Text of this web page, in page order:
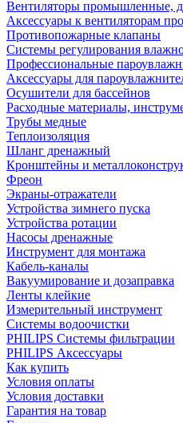
Вентиляторы промышленные,
Аксессуары к вентиляторам
Противопожарные клапаны
Системы регулирования
Профессиональные
Аксессуары для
Осушители для бассейнов
Расходные материалы,
Трубы медные
Теплоизоляция
Шланг дренажный
Кронштейны и
Фреон
Экраны-отражатели
Устройства зимнего пуска
Устройства ротации
Насосы дренажные
Инструмент для монтажа
Кабель-каналы
Вакуумирование и дозаправка
Ленты клейкие
Измерительный инструмент
Системы водоочистки
PHILIPS Системы фильтрации
PHILIPS Аксессуары
Как купить
Условия оплаты
Условия доставки
Гарантия на товар